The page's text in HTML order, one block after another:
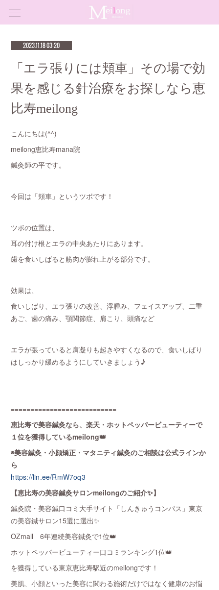
2023.11.18 03:20
「エラ張りには頬車」その場で効
果を感じる針治療をお探しなら恵
比寿meilong
こんにちは(^^)
meilong恵比寿mana院
鍼灸師の平です。
今回は「頬車」というツボです！
ツボの位置は、
耳の付け根とエラの中央あたりにあります。
歯を食いしばると筋肉が膨れ上がる部分です。
効果は、
食いしばり、エラ張りの改善、浮腫み、フェイスアップ、二重
あご、歯の痛み、顎関節症、肩こり、頭痛など
エラが張っていると肩凝りも起きやすくなるので、食いしばり
はしっかり緩めるようにしていきましょう♪
===========================
恵比寿で美容鍼灸なら、楽天・ホットペッパービューティーで
１位を獲得しているmeilong👑
◉美容鍼灸・小顔矯正・マタニティ鍼灸のご相談は公式ラインか
ら
https://lin.ee/RmW7oq3
【恵比寿の美容鍼灸サロンmeilongのご紹介✨】
鍼灸院・美容鍼口コミ大手サイト「しんきゅうコンパス」東京
の美容鍼サロン15選に選出✨
OZmall 6年連続美容鍼灸で1位👑
ホットペッパービューティー口コミランキング1位👑
を獲得している東京恵比寿駅近のmeilongです！
美肌、小顔といった美容に関わる施術だけではなく健康のお悩